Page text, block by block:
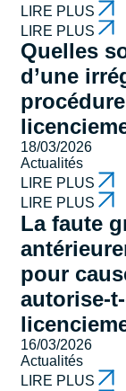
LIRE PLUS
LIRE PLUS
Quelles
d’une
18/03/2026
Actualités
LIRE PLUS
LIRE PLUS
La faute
pour
autorise-
16/03/2026
Actualités
LIRE PLUS